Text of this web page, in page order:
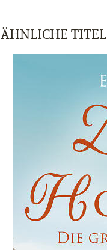
ÄHNLICHE TITEL